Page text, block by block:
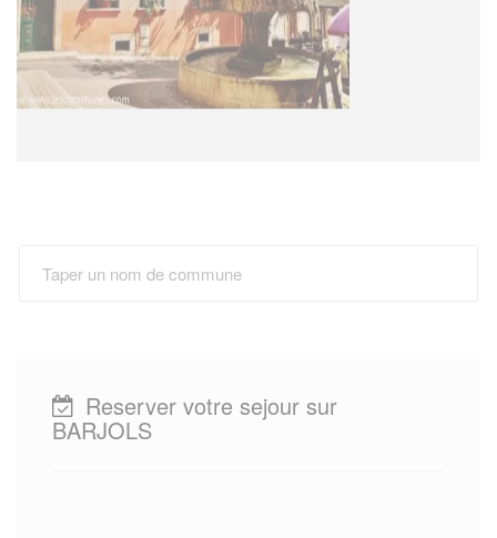
Reserver votre sejour sur
BARJOLS